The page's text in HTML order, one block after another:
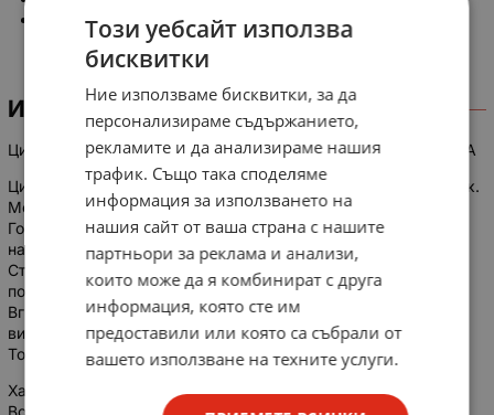
диапазон измерване ACA: 100A
ИНФОРМАЦИЯ
Цифров волтметър 60 - 500V AC и амперметър AC: 0 - 100A
Цифров уред за измерване на променливо напрежение и ток.
Монтаж на ДИН шина в ел. табла и контролни шкафове.
Голям двоен LED дисплей с два цвята - (червено -
напрежение, зелен - ток)
Стойностите на напрежението и тока в реално време се
показват едновременно на един и същ екран.
Вградено магнитно задържащо реле 63А, предпазващо от
високи токови пренапрежения.
Токов трансформатор.
Характеристики:
Този уебсайт използва
бисквитки
Ние използваме бисквитки, за да
персонализираме съдържанието,
рекламите и да анализираме нашия
трафик. Също така споделяме
информация за използването на
нашия сайт от ваша страна с нашите
партньори за реклама и анализи,
които може да я комбинират с друга
информация, която сте им
предоставили или която са събрали от
вашето използване на техните услуги.